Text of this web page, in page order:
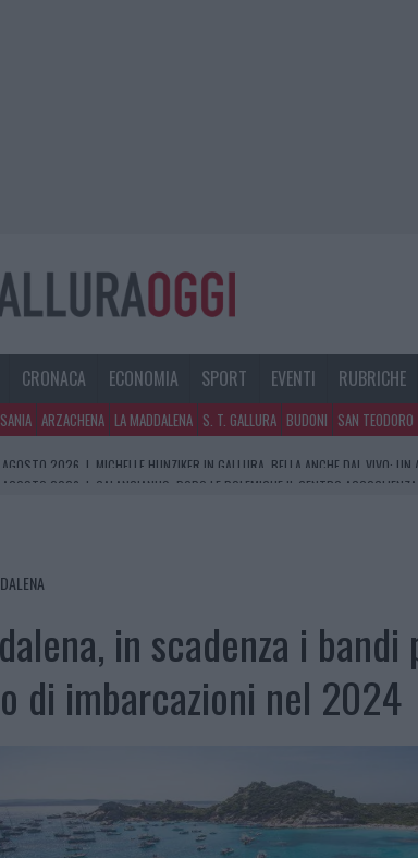
CRONACA ECONOMIA SPORT EVENTI RUBRICHE
ARZACHENA LA MADDALENA S. T. GALLURA BUDONI SAN TEODORO
2026 | CALANGIANUS, DOPO LE POLEMICHE IL CENTRO
| LE PREVISIONI METEO PER IL WEEKEND A OLBIA E IN GALLURA
in scadenza i bandi
di imbarcazioni nel 2024